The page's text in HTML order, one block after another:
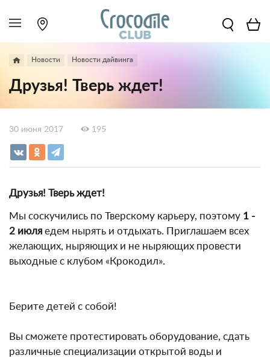
Новости Новости дайвинга
Друзья! Тверь ждет!
30 июня 2017 195
Друзья! Тверь ждет!
Мы соскучились по Тверскому карьеру, поэтому 1 -
2 июля едем нырять и отдыхать. Приглашаем всех
желающих, ныряющих и не ныряющих провести
выходные с клубом «Крокодил».
Берите детей с собой!
Вы сможете протестировать оборудование, сдать
различные специализации открытой воды и